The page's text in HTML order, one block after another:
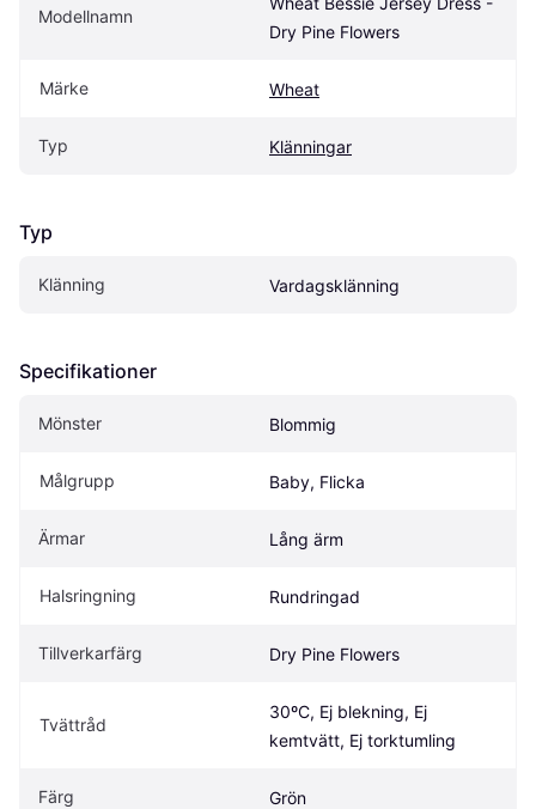
Modellnamn
Dry Pine Flowers
Märke Wheat
Typ Klänningar
Typ
Klänning Vardagsklänning
Specifikationer
Mönster Blommig
Målgrupp Baby, Flicka
Ärmar Lång ärm
Halsringning Rundringad
Tillverkarfärg Dry Pine Flowers
Tvättråd
30ºC, Ej blekning, Ej
kemtvätt, Ej torktumling
Färg Grön